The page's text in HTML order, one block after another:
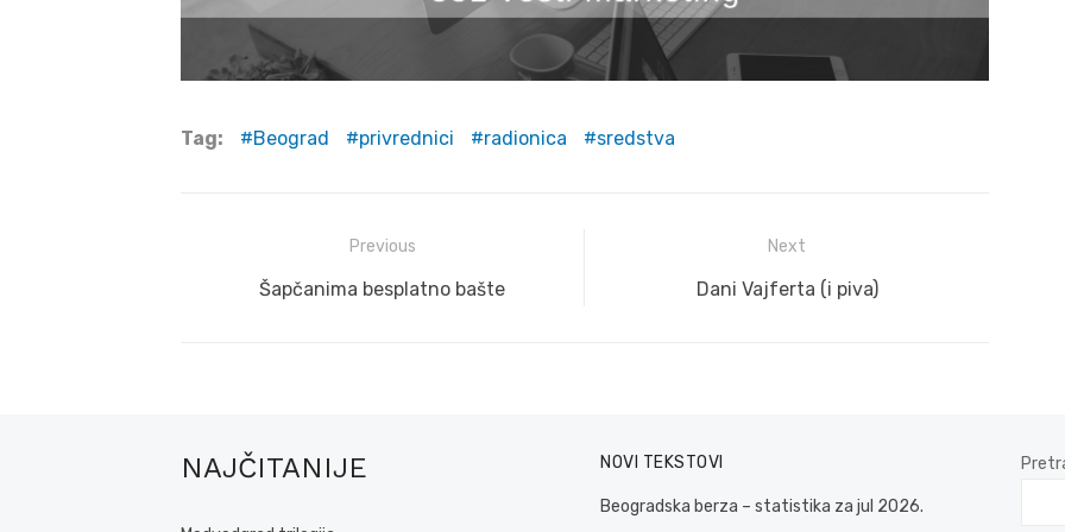
Tag: Beograd privrednici radionica sredstva
navigation
Previous
Previous
Šapčanima besplatno bašte
Next
Next
Dani Vajferta (i piva)
NAJČITANIJE NOVI TEKSTOVI
Beogradska berza – statistika za jul 2026.